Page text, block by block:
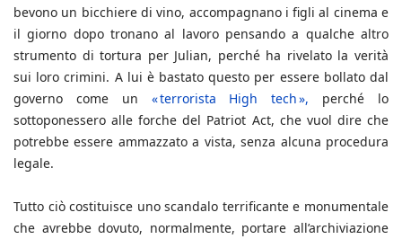
bevono un bicchiere di vino, accompagnano i figli al cinema e
il giorno dopo tronano al lavoro pensando a qualche altro
strumento di tortura per Julian, perché ha rivelato la verità
sui loro crimini. A lui è bastato questo per essere bollato dal
governo come un « terrorista High tech », perché lo
sottoponessero alle forche del Patriot Act, che vuol dire che
potrebbe essere ammazzato a vista, senza alcuna procedura
legale.
Tutto ciò costituisce uno scandalo terrificante e monumentale
che avrebbe dovuto, normalmente, portare all’archiviazione